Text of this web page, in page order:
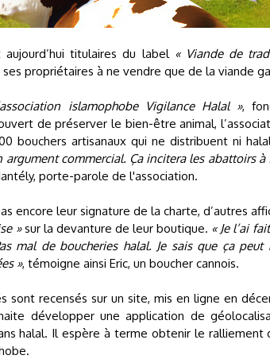
titulaires du label « Viande de
propriétaires à ne vendre que de la viande
islamophobe Vigilance Halal »,
de préserver le bien-être animal,
bouchers artisanaux qui ne distribuent ni
argument commercial. Ça incitera les abattoirs
porte-parole de l'association.
encore leur signature de la charte, d’autres
»sur la devanture de leur boutique. « Je l’ai
mal de boucheries halal. Je sais que ça peut
», témoigne ainsi Eric, un boucher cannois.
sont recensés sur un site, mis en ligne en
développer une application de
halal. Il espère à terme obtenir le ralliement